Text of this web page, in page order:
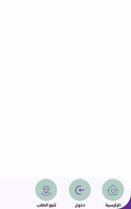
الرئيسية دخول تتبع الطلب
جميع الحقوق محفوظة | سمامة 2025 | دولة قطر